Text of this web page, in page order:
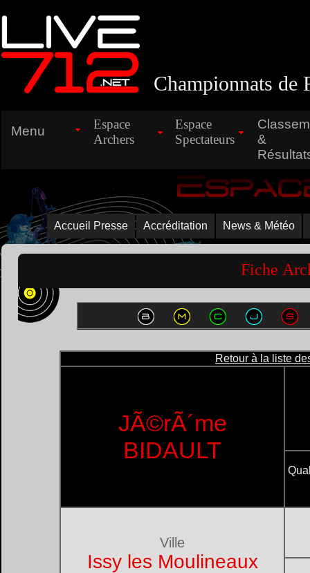
Championnats de
Menu
Espace
Archers
Espace
Spectateurs
&
Accueil Presse Accréditation News & Météo
Fiche
Retour à la liste
JÃ©rÃ´me
BIDAULT
Ville
Issy les Moulineaux